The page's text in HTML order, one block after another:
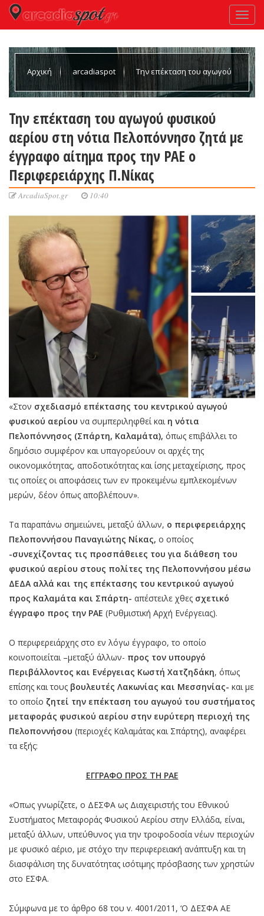
Αρχική arcadiaspot Την επέκταση του αγωγού
αίτημα προς την ΡΑΕ ο Περιφερειάρχης Π.Νίκας
Την επέκταση του αγωγού φυσικού
αερίου στη νότια Πελοπόννησο ζητά με
έγγραφο αίτημα προς την ΡΑΕ ο
Περιφερειάρχης Π.Νίκας
ArcadiaSpot.gr 10:40
«Στον σχεδιασμό επέκτασης του κεντρικού αγωγού
φυσικού αερίου να συμπεριληφθεί και η νότια
Πελοπόννησος (Σπάρτη, Καλαμάτα), όπως επιβάλλει το
δημόσιο συμφέρον και υπαγορεύουν οι αρχές της
οικονομικότητας, αποδοτικότητας και ίσης μεταχείρισης, προς
τις οποίες οι αποφάσεις των εν προκειμένω εμπλεκομένων
μερών, δέον όπως αποβλέπουν».
Τα παραπάνω σημειώνει, μεταξύ άλλων, ο περιφερειάρχης
Πελοποννήσου Παναγιώτης Νίκας, ο οποίος
-συνεχίζοντας τις προσπάθειες του για διάθεση του
φυσικού αερίου στους πολίτες της Πελοποννήσου μέσω
ΔΕΔΑ αλλά και της επέκτασης του κεντρικού αγωγού
προς Καλαμάτα και Σπάρτη- απέστειλε χθες σχετικό
έγγραφο προς την ΡΑΕ (Ρυθμιστική Αρχή Ενέργειας).
Ο περιφερειάρχης στο εν λόγω έγγραφο, το οποίο
κοινοποιείται –μεταξύ άλλων- προς τον υπουργό
Περιβάλλοντος και Ενέργειας Κωστή Χατζηδάκη, όπως
επίσης και τους βουλευτές Λακωνίας και Μεσσηνίας- και με
το οποίο ζητεί την επέκταση του αγωγού του συστήματος
μεταφοράς φυσικού αερίου στην ευρύτερη περιοχή της
Πελοποννήσου (περιοχές Καλαμάτας και Σπάρτης), αναφέρει
τα εξής:
ΕΓΓΡΑΦΟ ΠΡΟΣ ΤΗ ΡΑΕ
«Οπως γνωρίζετε, ο ΔΕΣΦΑ ως Διαχειριστής του Εθνικού
Συστήματος Μεταφοράς Φυσικού Αερίου στην Ελλάδα, είναι,
μεταξύ άλλων, υπεύθυνος για την τροφοδοσία νέων περιοχών
με φυσικό αέριο, με στόχο την περιφερειακή ανάπτυξη και τη
διασφάλιση της δυνατότητας ισότιμης πρόσβασης των χρηστών
στο ΕΣΦΑ.
Σύμφωνα με το άρθρο 68 του v. 4001/2011, ‘Ο ΔΕΣΦΑ ΑΕ